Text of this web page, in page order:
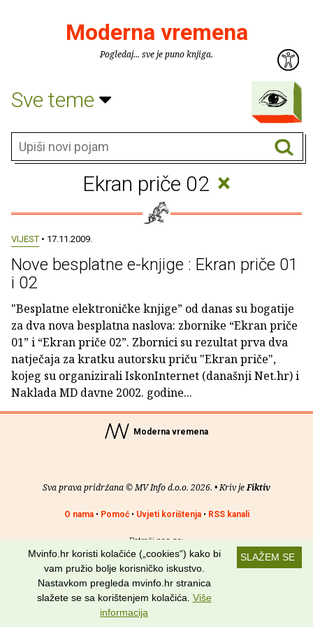
Moderna vremena
Pogledaj... sve je puno knjiga.
Sve teme
Ekran priče 02 ×
VIJEST • 17.11.2009.
Nove besplatne e-knjige : Ekran priče 01
i 02
"Besplatne elektroničke knjige” od danas su bogatije
za dva nova besplatna naslova: zbornike “Ekran priče
01” i “Ekran priče 02”. Zbornici su rezultat prva dva
natječaja za kratku autorsku priču "Ekran priče",
kojeg su organizirali IskonInternet (današnji Net.hr) i
Naklada MD davne 2002. godine...
Moderna vremena
Sva prava pridržana © MV Info d.o.o. 2026. • Kriv jeFiktiv
O nama• Pomoć• Uvjeti korištenja• RSS kanali
Potraži nas na:
SLAŽEM SE
Mvinfo.hr koristi kolačiće („cookies“) kako bi
vam pružio bolje korisničko iskustvo.
Nastavkom pregleda mvinfo.hr stranica
slažete se sa korištenjem kolačića. Više
informacija